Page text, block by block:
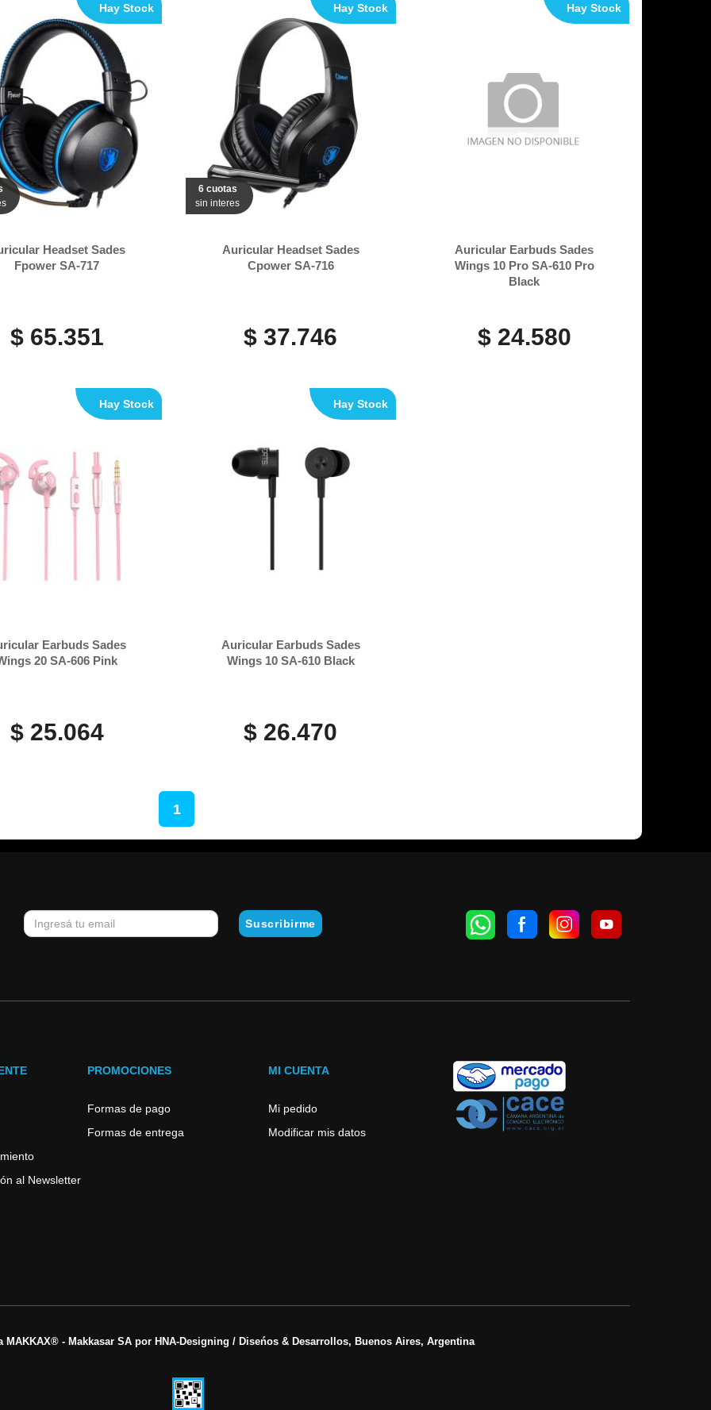
Headset Sades
Fpower SA-717
$ 65.351
Hay Stock
6 cuotas
sin interes
Auricular Headset Sades
Cpower SA-716
$ 37.746
Hay Stock
Auricular Earbuds Sades
Wings 10 Pro SA-610 Pro
Black
$ 24.580
Hay Stock
Earbuds Sades
20 SA-606 Pink
$ 25.064
Hay Stock
Auricular Earbuds Sades
Wings 10 SA-610 Black
$ 26.470
Hay Stock
1
al Newsletter
PROMOCIONES
Formas de pago
Formas de entrega
MI CUENTA
Mi pedido
Modificar mis datos
- Makkasar SA por HNA-Designing / Diseńos & Desarrollos, Buenos Aires, Argentina